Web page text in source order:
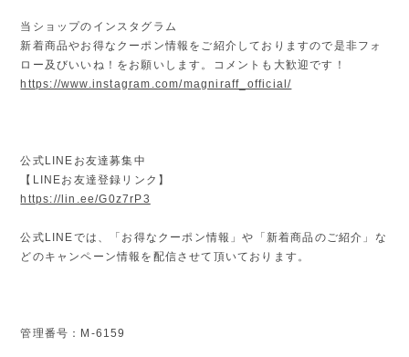
当ショップのインスタグラム
新着商品やお得なクーポン情報をご紹介しておりますので是非フォ
ロー及びいいね！をお願いします。コメントも大歓迎です！
https://www.instagram.com/magniraff_official/
公式LINEお友達募集中
【LINEお友達登録リンク】
https://lin.ee/G0z7rP3
公式LINEでは、「お得なクーポン情報」や「新着商品のご紹介」な
どのキャンペーン情報を配信させて頂いております。
管理番号：M-6159